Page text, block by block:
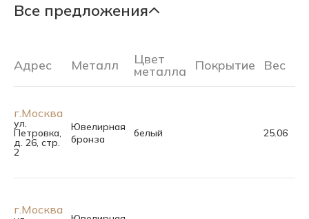
Все предложения
Адрес Металл Цвет
металла Покрытие Вес
г.Москва
ул.
Петровка,
д. 26, стр.
2
Ювелирная
бронза
белый 25.06
г.Москва